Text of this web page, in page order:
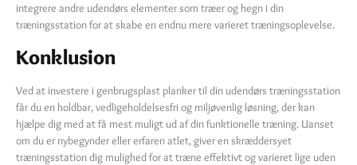
integrere andre udendørs elementer som træer og hegn i din
træningsstation for at skabe en endnu mere varieret træningsoplevelse.
Konklusion
Ved at investere i genbrugsplast planker til din udendørs træningsstation
får du en holdbar, vedligeholdelsesfri og miljøvenlig løsning, der kan
hjælpe dig med at få mest muligt ud af din funktionelle træning. Uanset
om du er nybegynder eller erfaren atlet, giver en skræddersyet
træningsstation dig mulighed for at træne effektivt og varieret lige uden